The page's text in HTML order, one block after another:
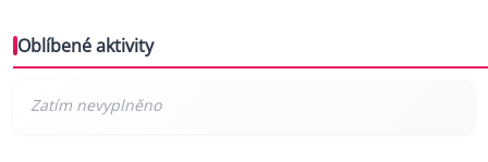
Oblíbené aktivity